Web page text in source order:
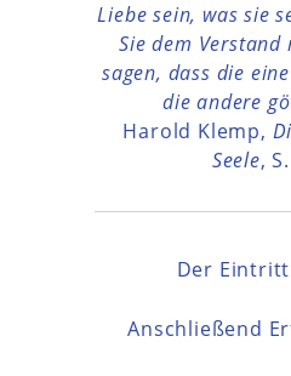
Liebe sein, was sie
Sie dem Verstand
sagen, dass die
dieandere
Harold Klemp,
Seele,
Der
Anschließend